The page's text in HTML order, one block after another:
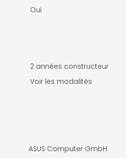
Oui
2 années constructeur
Voir les modalités
ASUS Computer GmbH